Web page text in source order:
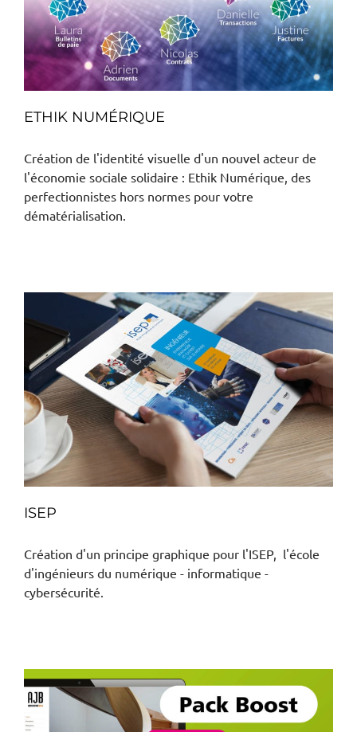
ETHIK NUMÉRIQUE
Création de l'identité visuelle d'un nouvel acteur de
l'économie sociale solidaire : Ethik Numérique, des
perfectionnistes hors normes pour votre
dématérialisation.
ISEP
Création d'un principe graphique pour l'ISEP, l'école
d'ingénieurs du numérique - informatique -
cybersécurité.